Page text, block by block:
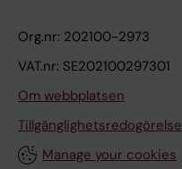
Org.nr: 202100-2973
VAT.nr: SE202100297301
Om webbplatsen
Tillgänglighetsredogörelse
Manage your cookies